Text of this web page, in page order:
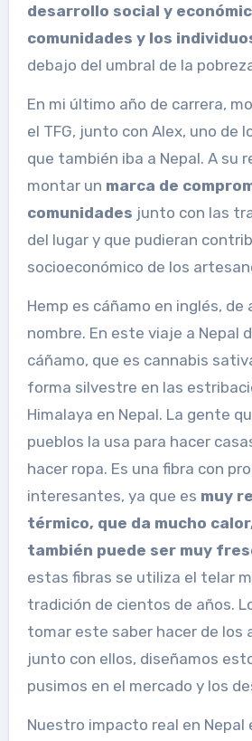
desarrollo social y
comunidades y los
debajo del umbral de la
En mi último año de carrera,
el TFG, junto con Alex, uno de
que también iba a Nepal. A su
montar un marca de
comunidades junto con las
del lugar y que pudieran
socioeconómico de los
Hemp es cáñamo en inglés, de
nombre. En este viaje a Nepal
cáñamo, que es cannabis
forma silvestre en las
Himalaya en Nepal. La gente
pueblos la usa para hacer
hacer ropa. Es una fibra con
interesantes, ya que es muy
térmico, que da mucho
también puede ser muy
estas fibras se utiliza el telar
tradición de cientos de años.
tomar este saber hacer de los
junto con ellos, diseñamos
pusimos en el mercado y los
Nuestro impacto real en Nepal